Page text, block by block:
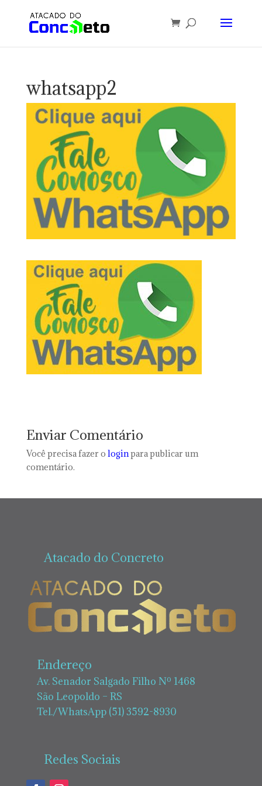
whatsapp2
Enviar Comentário
Você precisa fazer o loginpara publicar um
comentário.
Atacado do Concreto
Endereço
Av. Senador Salgado Filho Nº 1468
São Leopoldo – RS
Tel./WhatsApp (51) 3592-8930
Redes Sociais